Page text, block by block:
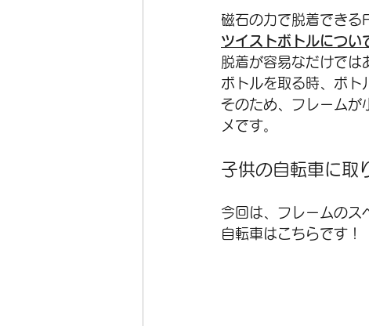
ホイール 空気入れ ア
磁石の力で脱着でき
ツイストボトルについ
脱着が容易なだけでは
ボトルを取る時、ボト
そのため、フレームが
メです。
子供の自転車に取
今回は、フレームのス
自転車はこちらです！